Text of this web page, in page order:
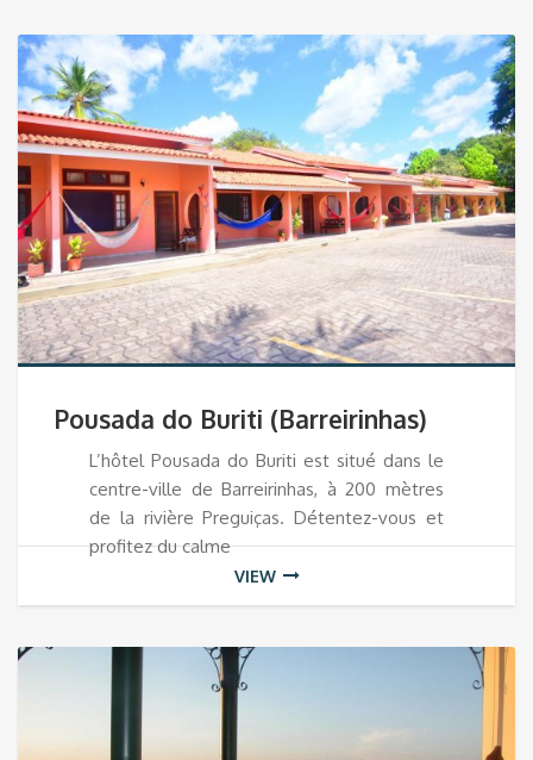
Pousada do Buriti (Barreirinhas)
L’hôtel Pousada do Buriti est situé dans le
centre-ville de Barreirinhas, à 200 mètres
de la rivière Preguiças. Détentez-vous et
profitez du calme
VIEW